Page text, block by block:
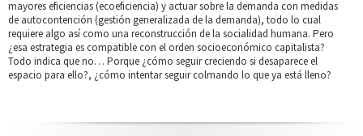
mayores eficiencias (ecoeficiencia) y actuar sobre la demanda con medidas
de autocontención (gestión generalizada de la demanda), todo lo cual
requiere algo así como una reconstrucción de la socialidad humana. Pero
¿esa estrategia es compatible con el orden socioeconómico capitalista?
Todo indica que no… Porque ¿cómo seguir creciendo si desaparece el
espacio para ello?, ¿cómo intentar seguir colmando lo que ya está lleno?